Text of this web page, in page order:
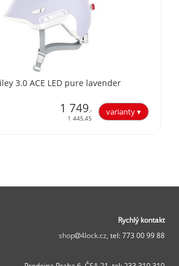
3.0 ACE LED pure lavender
1 749,-
1 445,45
Rychlý kontakt
shop
4lock.cz, tel: 773 00 99 88